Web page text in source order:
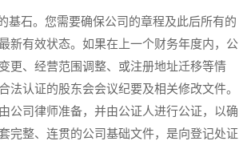
石。您需要确保公司的章程及此后所有的
新有效状态。如果在上一个财务年度内，公
更、经营范围调整、或注册地址迁移等情
法认证的股东会会议纪要及相关修改文件。
公司律师准备，并由公证人进行公证，以确
完整、连贯的公司基础文件，是向登记处证